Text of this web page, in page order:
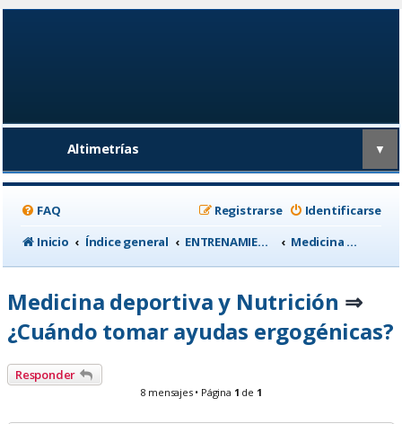
Altimetrías ▼
FAQ Identificarse
Registrarse
Inicio
Índice general ENTRENAMIENTO, medicina deportiva y nutrición Medicina deportiva y Nutrición
Medicina deportiva y Nutrición ⇒
¿Cuándo tomar ayudas ergogénicas?
Responder
8 mensajes • Página 1 de 1